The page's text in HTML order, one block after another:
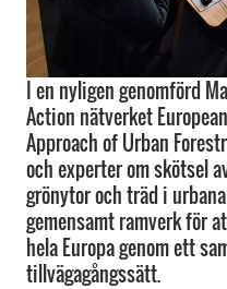
I en nyligen genomförd
Action nätverket
Approach of Urban
och experter om skötsel
grönytor och träd i
gemensamt ramverk för
hela Europa genom ett
tillvägagångssätt.